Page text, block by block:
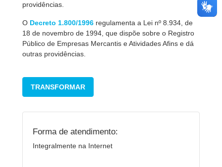
providências.
O Decreto 1.800/1996 regulamenta a Lei nº 8.934, de
18 de novembro de 1994, que dispõe sobre o Registro
Público de Empresas Mercantis e Atividades Afins e dá
outras providências.
TRANSFORMAR
Forma de atendimento:
Integralmente na Internet